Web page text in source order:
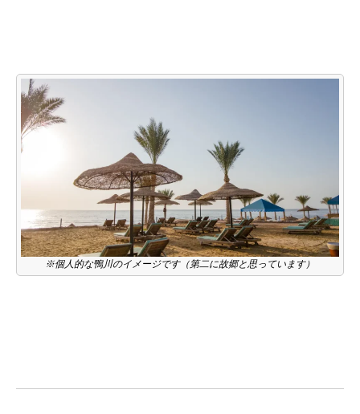
※個人的な鴨川のイメージです（第二に故郷と思っています）